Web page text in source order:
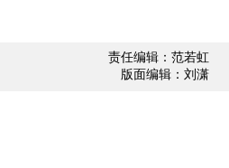
责任编辑：范若虹
版面编辑：刘潇